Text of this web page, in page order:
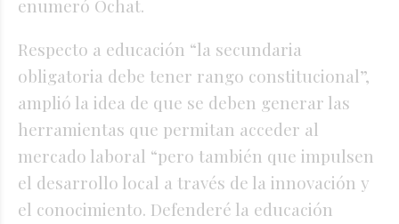
enumeró Ochat.
Respecto a educación “la secundaria
obligatoria debe tener rango constitucional”,
amplió la idea de que se deben generar las
herramientas que permitan acceder al
mercado laboral “pero también que impulsen
el desarrollo local a través de la innovación y
el conocimiento. Defenderé la educación